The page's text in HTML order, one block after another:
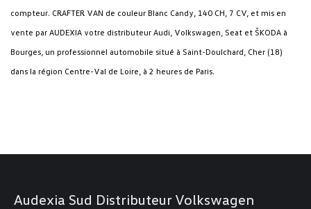
compteur. CRAFTER VAN de couleur Blanc Candy, 140 CH, 7 CV, et mis en
vente par AUDEXIA votre distributeur Audi, Volkswagen, Seat et ŠKODA à
Bourges, un professionnel automobile situé à Saint-Doulchard, Cher (18)
dans la région Centre-Val de Loire, à 2 heures de Paris.
Audexia Sud Distributeur Volkswagen